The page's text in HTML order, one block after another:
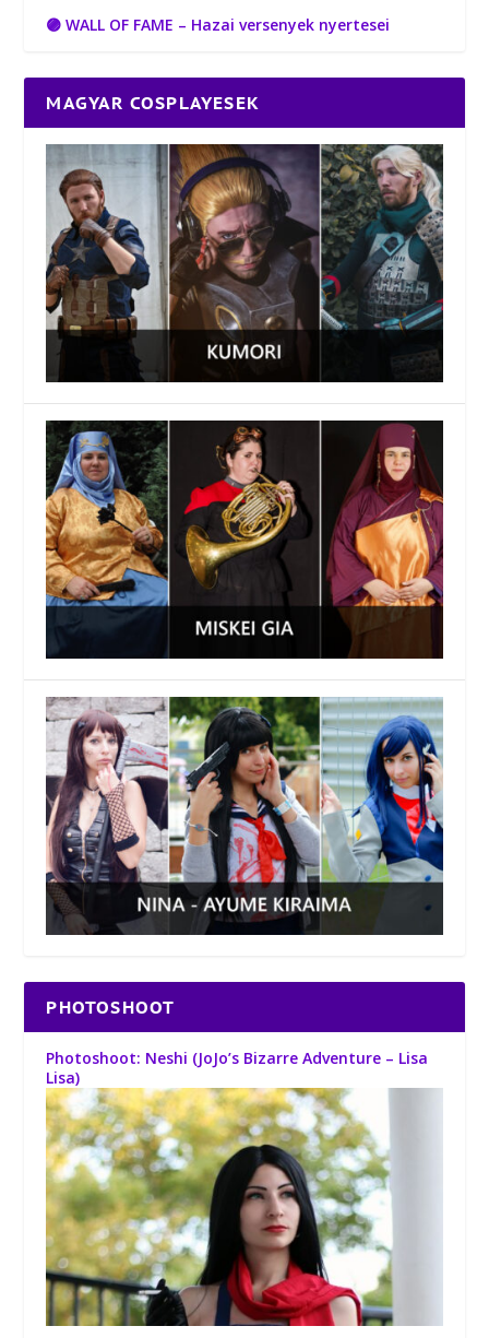
🟣 WALL OF FAME – Hazai versenyek nyertesei
MAGYAR COSPLAYESEK
PHOTOSHOOT
Photoshoot: Neshi (JoJo’s Bizarre Adventure – Lisa
Lisa)